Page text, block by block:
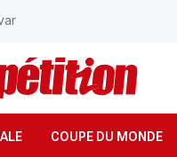
COUPE DU MONDE